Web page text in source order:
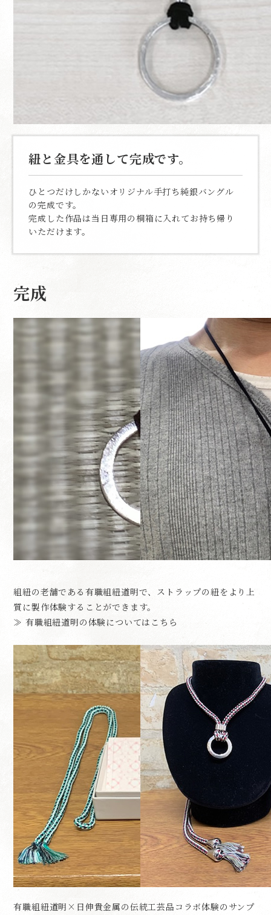
紐と金具を通して完成です。
ひとつだけしかないオリジナル手打ち純銀バングル
の完成です。
完成した作品は当日専用の桐箱に入れてお持ち帰り
いただけます。
完成
組紐の老舗である有職組紐道明で、ストラップの紐をより上
質に製作体験することができます。
≫ 有職組紐道明の体験についてはこちら
有職組紐道明×日伸貴金属の伝統工芸品コラボ体験のサンプ